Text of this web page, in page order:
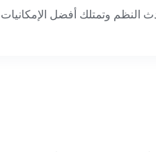
النظم وتمتلك أفضل الإمكانيات